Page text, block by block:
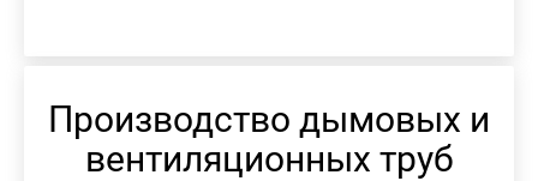
Производство дымовых и
вентиляционных труб